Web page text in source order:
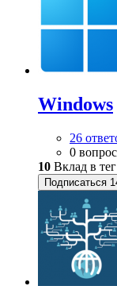
Windows
26
0
10 Вклад в тег
Подписаться